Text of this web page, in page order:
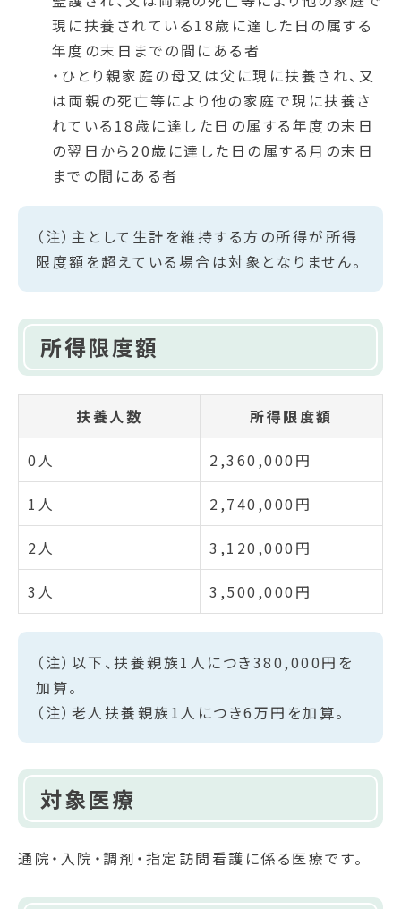
現に扶養されている18歳に達した日の属する
年度の末日までの間にある者
・ひとり親家庭の母又は父に現に扶養され、又
は両親の死亡等により他の家庭で現に扶養さ
れている18歳に達した日の属する年度の末日
の翌日から20歳に達した日の属する月の末日
までの間にある者
（注）主として生計を維持する方の所得が所得
限度額を超えている場合は対象となりません。
所得限度額
扶養人数 所得限度額
0人 2,360,000円
1人 2,740,000円
2人 3,120,000円
3人 3,500,000円
（注）以下、扶養親族1人につき380,000円を
加算。
（注）老人扶養親族1人につき6万円を加算。
対象医療
通院・入院・調剤・指定訪問看護に係る医療です。